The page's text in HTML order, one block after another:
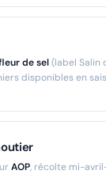
de sel(label Salin
disponibles en
AOP, récolte mi-